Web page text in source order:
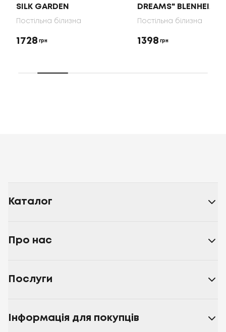
SILK GARDEN
Постільна білизна
1728 грн
DREAMS" BLENHEIM
Постільна білизна
1398 грн
Каталог
Про нас
Послуги
Інформація для покупців